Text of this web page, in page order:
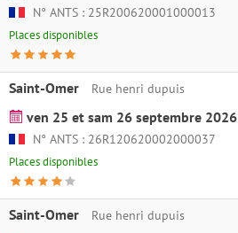
N° ANTS : 25R200620001000013
Places disponibles
Saint-Omer Rue henri dupuis
ven 25 et sam 26 septembre 2026
N° ANTS : 26R120620002000037
Places disponibles
Saint-Omer Rue henri dupuis